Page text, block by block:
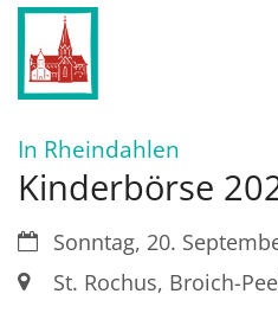
Zum Inhalt springen
In Rheindahlen
Kinderbörse
Datum:Sonntag, 20.
Ort: St. Rochus, Broich-